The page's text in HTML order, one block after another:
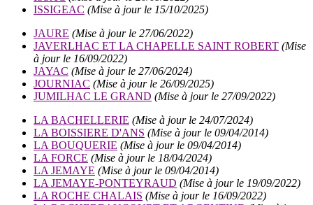
ISSIGEAC (Mise à jour le 15/10/2025)
JAURE (Mise à jour le 27/06/2022)
JAVERLHAC ET LA CHAPELLE SAINT ROBERT (Mise
à jour le 16/09/2022)
JAYAC (Mise à jour le 27/06/2024)
JOURNIAC (Mise à jour le 26/09/2025)
JUMILHAC LE GRAND (Mise à jour le 27/09/2022)
LA BACHELLERIE (Mise à jour le 24/07/2024)
LA BOISSIERE D'ANS (Mise à jour le 09/04/2014)
LA BOUQUERIE (Mise à jour le 09/04/2014)
LA FORCE (Mise à jour le 18/04/2024)
LA JEMAYE (Mise à jour le 09/04/2014)
LA JEMAYE-PONTEYRAUD (Mise à jour le 19/09/2022)
LA ROCHE CHALAIS (Mise à jour le 16/09/2022)